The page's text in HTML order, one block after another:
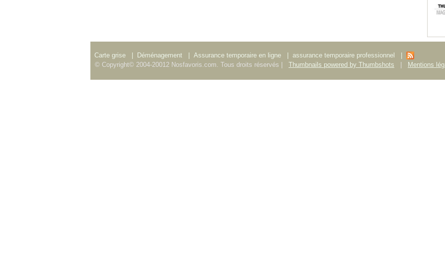
Carte grise Déménagement Assurance temporaire en ligne assurance temporaire professionnel
© Copyright© 2004-20012 Nosfavoris.com. Tous droits réservés |
Thumbnails powered by Thumbshots Mentions